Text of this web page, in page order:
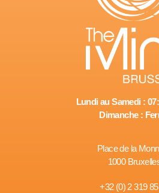
Lundi au Samedi :
Dimanche :
Place de la
1000
+32 (0) 2 319